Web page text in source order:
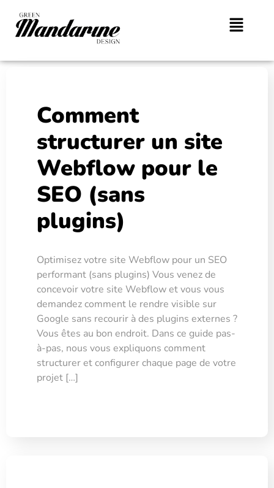
Comment
structurer un site
Webflow pour le
SEO (sans
plugins)
Optimisez votre site Webflow pour un SEO
performant (sans plugins) Vous venez de
concevoir votre site Webflow et vous vous
demandez comment le rendre visible sur
Google sans recourir à des plugins externes ?
Vous êtes au bon endroit. Dans ce guide pas-
à-pas, nous vous expliquons comment
structurer et configurer chaque page de votre
projet […]